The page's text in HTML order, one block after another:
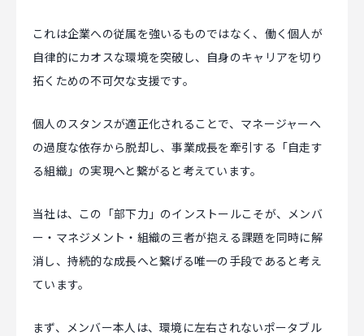
これは企業への従属を強いるものではなく、働く個人が
自律的にカオスな環境を突破し、自身のキャリアを切り
拓くための不可欠な支援です。
個人のスタンスが適正化されることで、マネージャーへ
の過度な依存から脱却し、事業成長を牽引する「自走す
る組織」の実現へと繋がると考えています。
当社は、この「部下力」のインストールこそが、メンバ
ー・マネジメント・組織の三者が抱える課題を同時に解
消し、持続的な成長へと繋げる唯一の手段であると考え
ています。
まず、メンバー本人は、環境に左右されないポータブル